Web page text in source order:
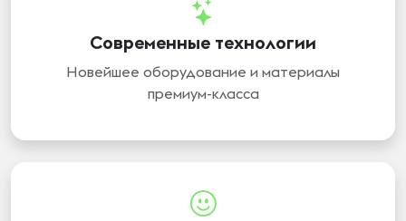
Современные технологии
Новейшее оборудование и материалы
премиум-класса